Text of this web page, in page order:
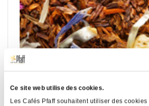
Ce site web utilise des cookies.
Les Cafés Pfaff souhaitent utiliser des